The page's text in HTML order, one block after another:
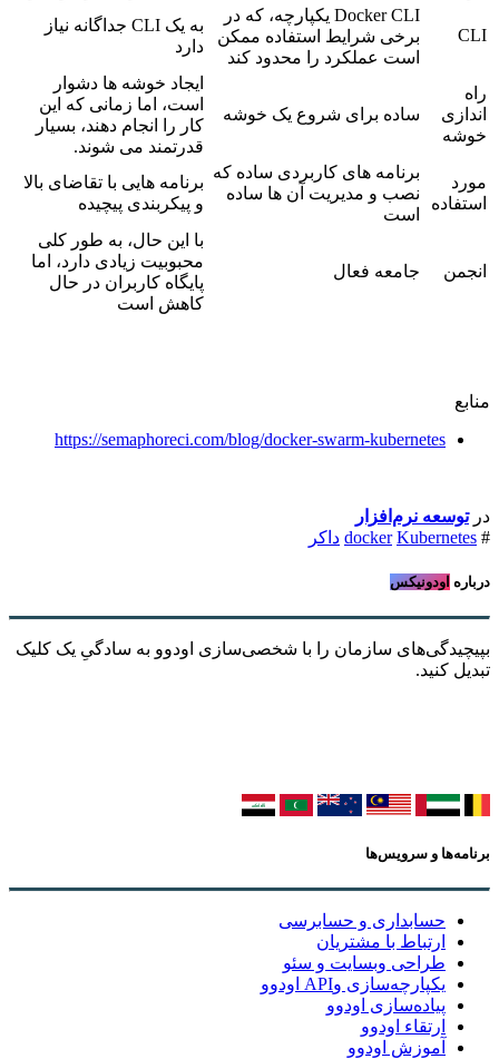
CLI
Docker CLI یکپارچه، که در
برخی شرایط استفاده ممکن
است عملکرد را محدود کند
به یک CLI جداگانه نیاز
دارد
راه
اندازی
خوشه
ساده برای شروع یک خوشه
ایجاد خوشه ها دشوار
است، اما زمانی که این
کار را انجام دهند، بسیار
قدرتمند می شوند.
مورد
استفاده
برنامه های کاربردی ساده که
نصب و مدیریت آن ها ساده
است
برنامه هایی با تقاضای بالا
و پیکربندی پیچیده
انجمن جامعه فعال
با این حال، به طور کلی
محبوبیت زیادی دارد، اما
پایگاه کاربران در حال
کاهش است
منابع
https://semaphoreci.com/blog/docker-swarm-kubernetes
درتوسعه نرم‌افزار ​
#
docker Kubernetes داکر
درباره اودونیکس
بپیچیدگی‌های سازمان را با شخصی‌سازی اودوو به سادگیِ یک کلیک
تبدیل کنید.
برنامه‌ها و سرویس‌ها
حسابداری و حسابرسی
ارتباط با مشتریان
طراحی وبسایت و سئو
یکپارچه‌سازی وAPI اودوو
پیاده‌سازی اودوو
ارتقاء اودوو
آموزش اودوو